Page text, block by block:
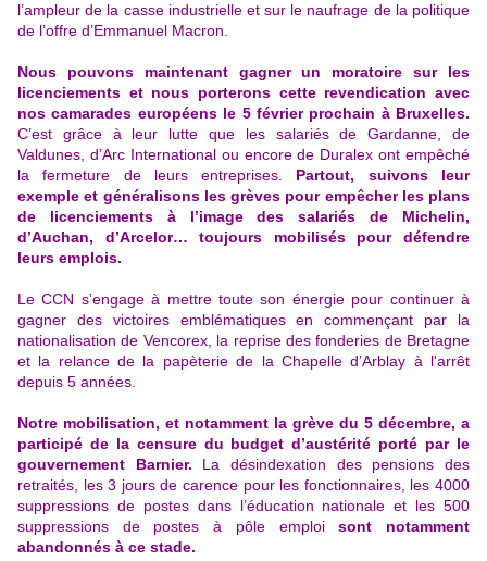
l’ampleur de la casse industrielle et sur le naufrage de la politique
de l’offre d’Emmanuel Macron.
Nous pouvons maintenant gagner un moratoire sur les
licenciements et nous porterons cette revendication avec
nos camarades européens le 5 février prochain à Bruxelles.
C’est grâce à leur lutte que les salariés de Gardanne, de
Valdunes, d’Arc International ou encore de Duralex ont empêché
la fermeture de leurs entreprises. Partout, suivons leur
exemple et généralisons les grèves pour empêcher les plans
de licenciements à l’image des salariés de Michelin,
d’Auchan, d’Arcelor… toujours mobilisés pour défendre
leurs emplois.
Le CCN s’engage à mettre toute son énergie pour continuer à
gagner des victoires emblématiques en commençant par la
nationalisation de Vencorex, la reprise des fonderies de Bretagne
et la relance de la papèterie de la Chapelle d’Arblay à l'arrêt
depuis 5 années.
Notre mobilisation, et notamment la grève du 5 décembre, a
participé de la censure du budget d’austérité porté par le
gouvernement Barnier. La désindexation des pensions des
retraités, les 3 jours de carence pour les fonctionnaires, les 4000
suppressions de postes dans l’éducation nationale et les 500
suppressions de postes à pôle emploisont notamment
abandonnés à ce stade.